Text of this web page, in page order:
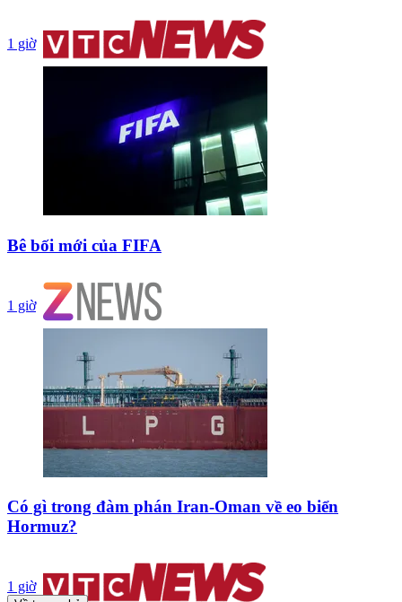
1 giờ
Bê bối mới của FIFA
1 giờ
Có gì trong đàm phán Iran-Oman về eo biển
Hormuz?
1 giờ